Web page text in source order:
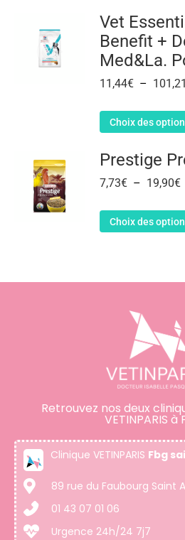
Vet
Benefit +
Med&La.
11,44€ – 101,21
Choix des
Prestige
7,73€ – 19,90€
Choix des
Retrouvez nos deux
VETINPARIS à
Clinique VETINPARIS Fbg
89 rue du Faubourg Saint
01 43 07 01 06
Urgence 24h/24 7j7